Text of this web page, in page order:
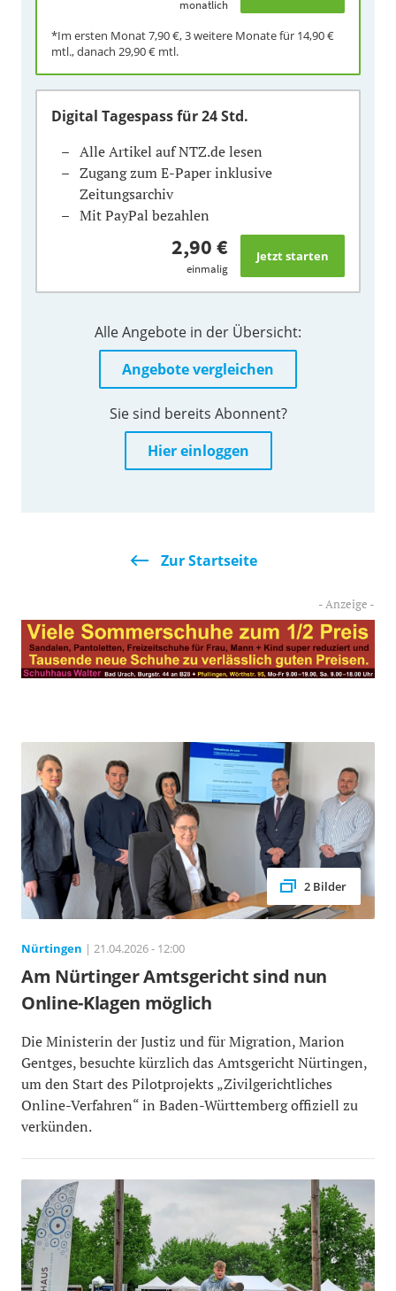
monatlich
*Im ersten Monat7,90 €, 3 weitere Monate für 14,90 €
mtl., danach 29,90 € mtl.
Digital Tagespassfür 24 Std.
Alle Artikel auf NTZ.de lesen
Zugang zum E-Paper inklusive
Zeitungsarchiv
Mit PayPal bezahlen
2,90 €
einmalig
Alle Angebote in der Übersicht:
Angebote vergleichen
Sie sind bereits Abonnent?
Hier einloggen
Zur Startseite
2 Bilder
Nürtingen | 21.04.2026 - 12:00
Am Nürtinger Amtsgericht sind nun
Online-Klagen möglich
Die Ministerin der Justiz und für Migration, Marion
Gentges, besuchte kürzlich das Amtsgericht Nürtingen,
um den Start des Pilotprojekts „Zivilgerichtliches
Online-Verfahren“ in Baden-Württemberg offiziell zu
verkünden.